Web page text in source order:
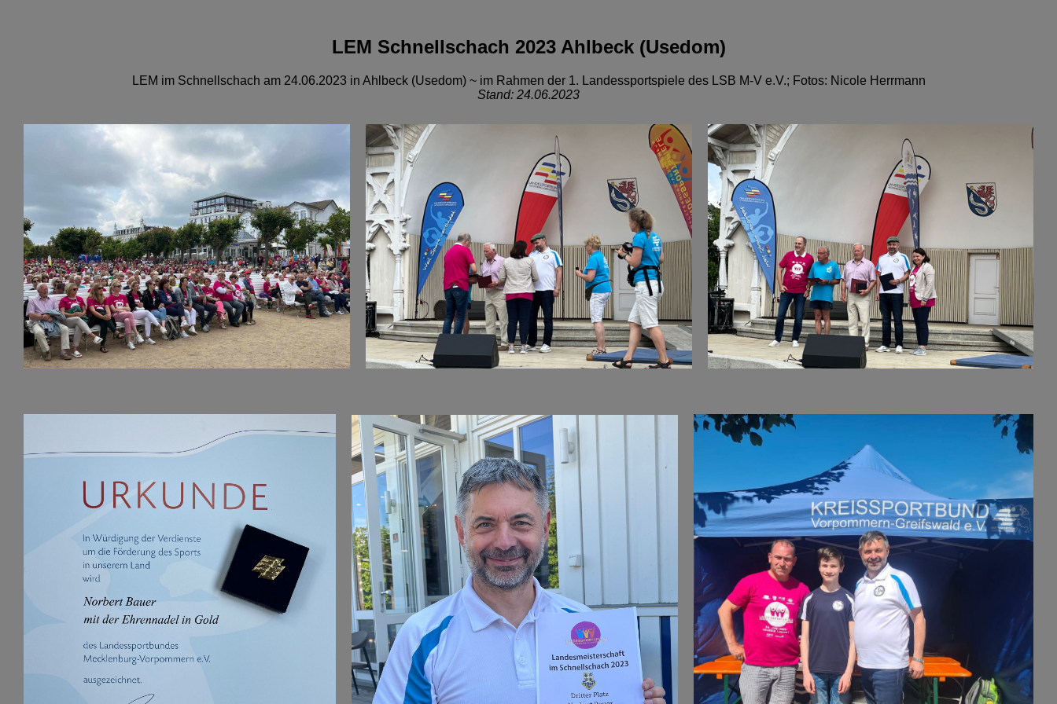
LEM Schnellschach 2023 Ahlbeck (Usedom)
LEM im Schnellschach am 24.06.2023 in Ahlbeck (Usedom) ~ im Rahmen der 1. Landessportspiele des LSB M-V e.V.; Fotos: Nicole Herrmann
Stand: 24.06.2023